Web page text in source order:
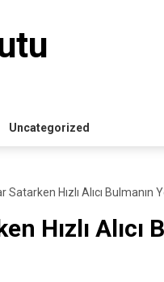
Uncategorized
Satarken Hızlı Alıcı Bulmanın
Hızlı Alıcı